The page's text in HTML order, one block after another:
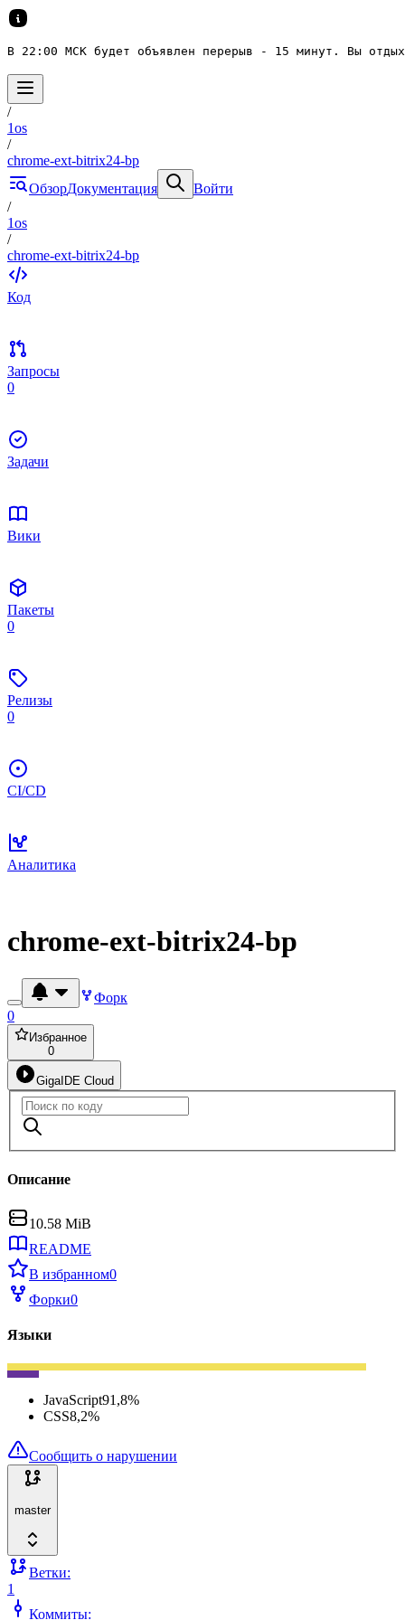
В 22:00 МСК будет объявлен перерыв - 15 минут. Вы
/
1os
/
chrome-ext-bitrix24-bp
ОбзорДокументация
Войти
/
1os
/
chrome-ext-bitrix24-bp
Код
Запросы
0
Задачи
Вики
Пакеты
0
Релизы
0
CI/CD
Аналитика
chrome-ext-bitrix24-bp
Форк
0
Избранное
0
GigaIDE Cloud
Описание
10.58 MiB
README
В избранном0
Форки0
Языки
JavaScript91,8%
CSS8,2%
Сообщить о нарушении
master
Ветки:
1
Коммиты: